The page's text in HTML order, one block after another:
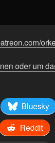
oder um
Bluesky
Reddit